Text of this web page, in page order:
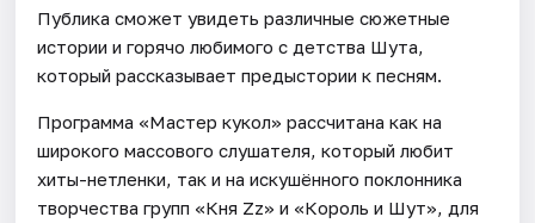
Публика сможет увидеть различные сюжетные
истории и горячо любимого с детства Шута,
который рассказывает предыстории к песням.
Программа «Мастер кукол» рассчитана как на
широкого массового слушателя, который любит
хиты-нетленки, так и на искушённого поклонника
творчества групп «Кня Zz» и «Король и Шут», для